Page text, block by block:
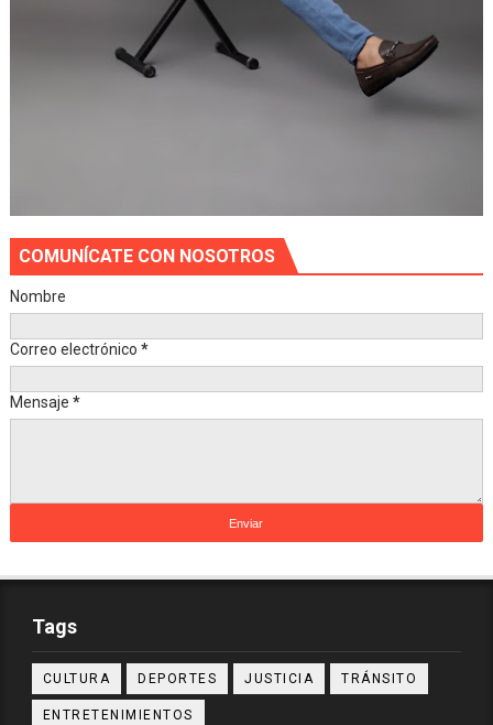
COMUNÍCATE CON NOSOTROS
Nombre
Correo electrónico *
Mensaje *
Tags
CULTURA DEPORTES JUSTICIA TRÁNSITO
ENTRETENIMIENTOS